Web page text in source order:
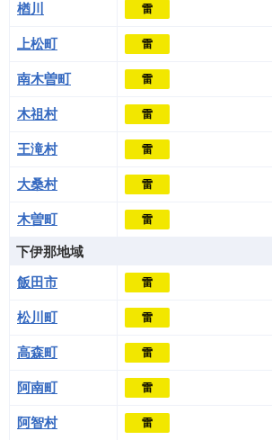
楢川
雷
上松町 雷
南木曽町 雷
木祖村 雷
王滝村 雷
大桑村 雷
木曽町 雷
下伊那地域
飯田市
雷
松川町 雷
高森町 雷
阿南町 雷
阿智村 雷